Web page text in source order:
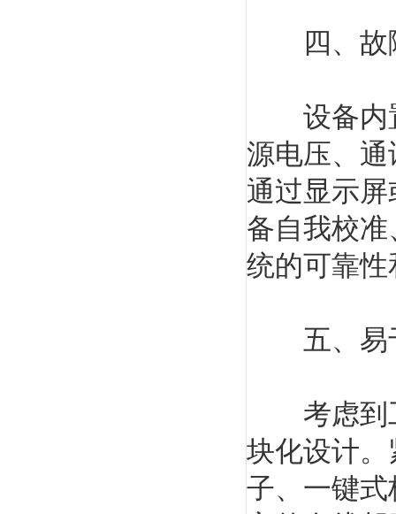
四、故
设备内置
源电压、
通过显示
备自我校
统的可靠
五、易
考虑到工
块化设计
子、一键